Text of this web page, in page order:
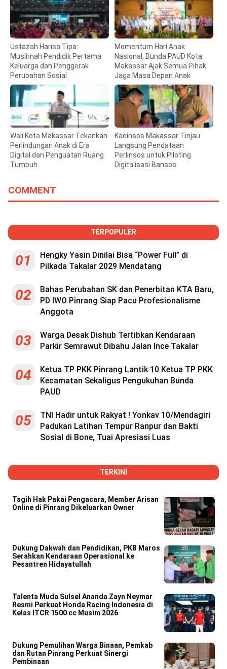
Ustazah Harisa Tipa:
Muslimah Pendidik Pertama
Keluarga dan Penggerak
Perubahan Sosial
Momentum Hari Anak
Nasional, Bunda PAUD Kota
Makassar Ajak Semua Pihak
Jaga Masa Depan Anak
Wali Kota Makassar Tekankan
Perlindungan Anak di Era
Digital dan Penguatan Ruang
Tumbuh
Kadinsos Makassar Tinjau
Langsung Pendataan
Perlinsos untuk Piloting
Digitalisasi Bansos
COMMENT
TERPOPULER
01
Hengky Yasin Dinilai Bisa “Power Full” di
Pilkada Takalar 2029 Mendatang
02
Bahas Perubahan SK dan Penerbitan KTA Baru,
PD IWO Pinrang Siap Pacu Profesionalisme
Anggota
03
Warga Desak Dishub Tertibkan Kendaraan
Parkir Semrawut Dibahu Jalan Ince Takalar
04
Ketua TP PKK Pinrang Lantik 10 Ketua TP PKK
Kecamatan Sekaligus Pengukuhan Bunda
PAUD
05
TNI Hadir untuk Rakyat ! Yonkav 10/Mendagiri
Padukan Latihan Tempur Ranpur dan Bakti
Sosial di Bone, Tuai Apresiasi Luas
TERKINI
Tagih Hak Pakai Pengacara, Member Arisan
Online di Pinrang Dikeluarkan Owner
Dukung Dakwah dan Pendidikan, PKB Maros
Serahkan Kendaraan Operasional ke
Pesantren Hidayatullah
Talenta Muda Sulsel Ananda Zayn Neymar
Resmi Perkuat Honda Racing Indonesia di
Kelas ITCR 1500 cc Musim 2026
Dukung Pemulihan Warga Binaan, Pemkab
dan Rutan Pinrang Perkuat Sinergi
Pembinaan